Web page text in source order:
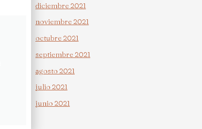
diciembre 2021
noviembre 2021
octubre 2021
septiembre 2021
agosto 2021
julio 2021
junio 2021